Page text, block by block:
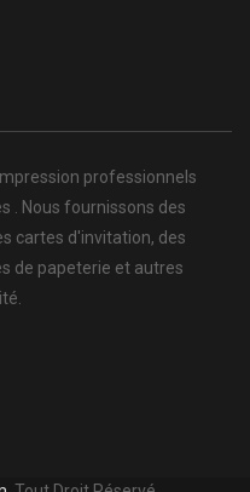
professionnels
. Nous fournissons des
cartes d'invitation, des
de papeterie et autres